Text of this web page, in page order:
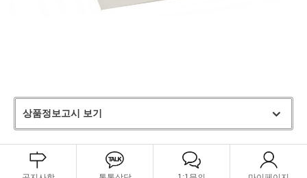
상품정보고시 보기